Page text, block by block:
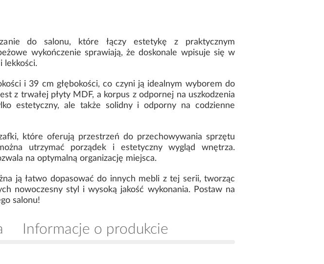
do salonu, które łączy estetykę z praktycznym
wykończenie sprawiają, że doskonale wpisuje się w
lekkości.
i 39 cm głębokości, co czyni ją idealnym wyborem do
z trwałej płyty MDF, a korpus z odpornej na uszkodzenia
estetyczny, ale także solidny i odporny na codzienne
które oferują przestrzeń do przechowywania sprzętu
utrzymać porządek i estetyczny wygląd wnętrza.
na optymalną organizację miejsca.
ją łatwo dopasować do innych mebli z tej serii, tworząc
nowoczesny styl i wysoką jakość wykonania. Postaw na
salonu!
Informacje o produkcie